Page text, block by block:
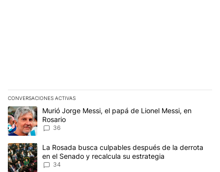
CONVERSACIONES ACTIVAS
Este listado muestra los artículos con más comentarios en los
Un artículo de tendencia con el título "Murió Jorge Messi, el
Murió Jorge Messi, el papá de Lionel Messi, en
Rosario
36
Un artículo de tendencia con el título "La Rosada busca
La Rosada busca culpables después de la derrota
en el Senado y recalcula su estrategia
34